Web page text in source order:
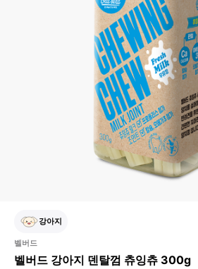
강아지
벨버드
벨버드 강아지 덴탈껌 츄잉츄 300g